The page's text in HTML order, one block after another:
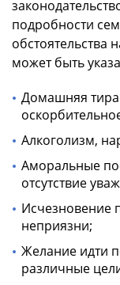
подробности
обстоятельства
может быть
Домашняя
Алкоголизм,
Аморальные
отсутствие
Исчезновение
неприязни;
Желание идти
различные